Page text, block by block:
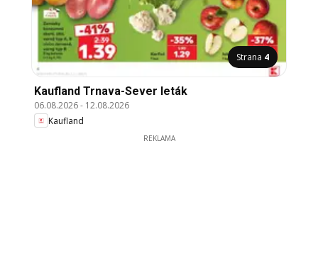
Strana 4
Kaufland Trnava-Sever leták
06.08.2026- 12.08.2026
Kaufland
REKLAMA